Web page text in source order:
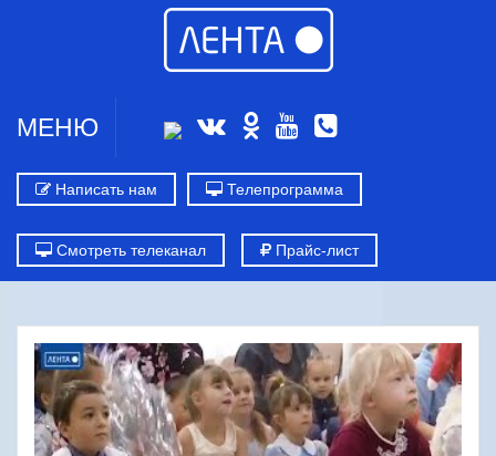
МЕНЮ
Написать нам Телепрограмма
Смотреть телеканал Прайс-лист